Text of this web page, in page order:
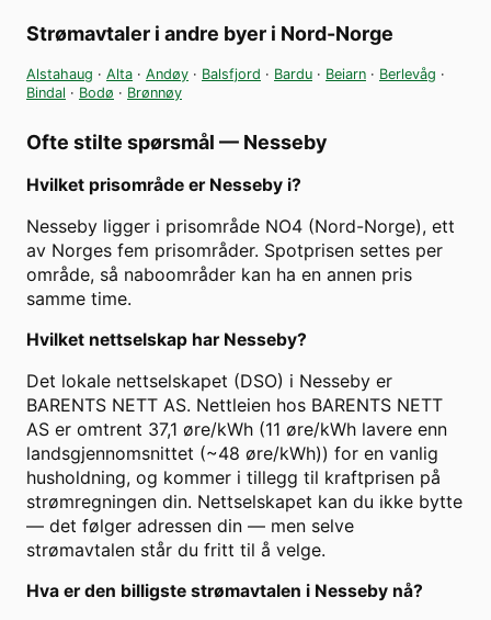
Strømavtaler i andre byer i Nord-Norge
Alstahaug · Alta · Andøy · Balsfjord · Bardu · Beiarn · Berlevåg ·
Bindal · Bodø · Brønnøy
Ofte stilte spørsmål — Nesseby
Hvilket prisområde er Nesseby i?
Nesseby ligger i prisområde NO4 (Nord-Norge), ett
av Norges fem prisområder. Spotprisen settes per
område, så naboområder kan ha en annen pris
samme time.
Hvilket nettselskap har Nesseby?
Det lokale nettselskapet (DSO) i Nesseby er
BARENTS NETT AS. Nettleien hos BARENTS NETT
AS er omtrent 37,1 øre/kWh (11 øre/kWh lavere enn
landsgjennomsnittet (~48 øre/kWh)) for en vanlig
husholdning, og kommer i tillegg til kraftprisen på
strømregningen din. Nettselskapet kan du ikke bytte
— det følger adressen din — men selve
strømavtalen står du fritt til å velge.
Hva er den billigste strømavtalen i Nesseby nå?